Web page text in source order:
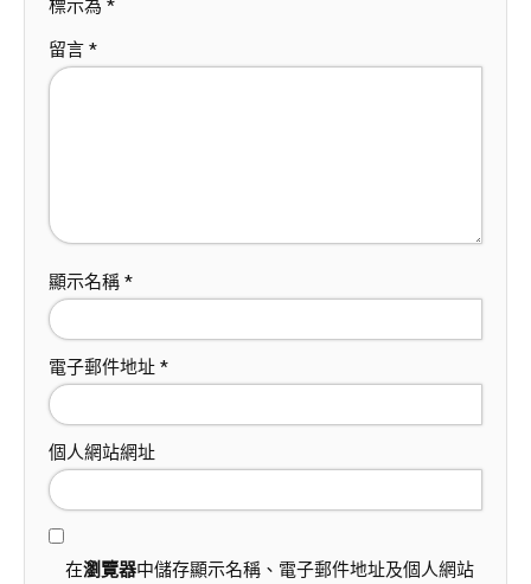
標示為 *
留言 *
顯示名稱 *
電子郵件地址 *
個人網站網址
在瀏覽器中儲存顯示名稱、電子郵件地址及個人網站